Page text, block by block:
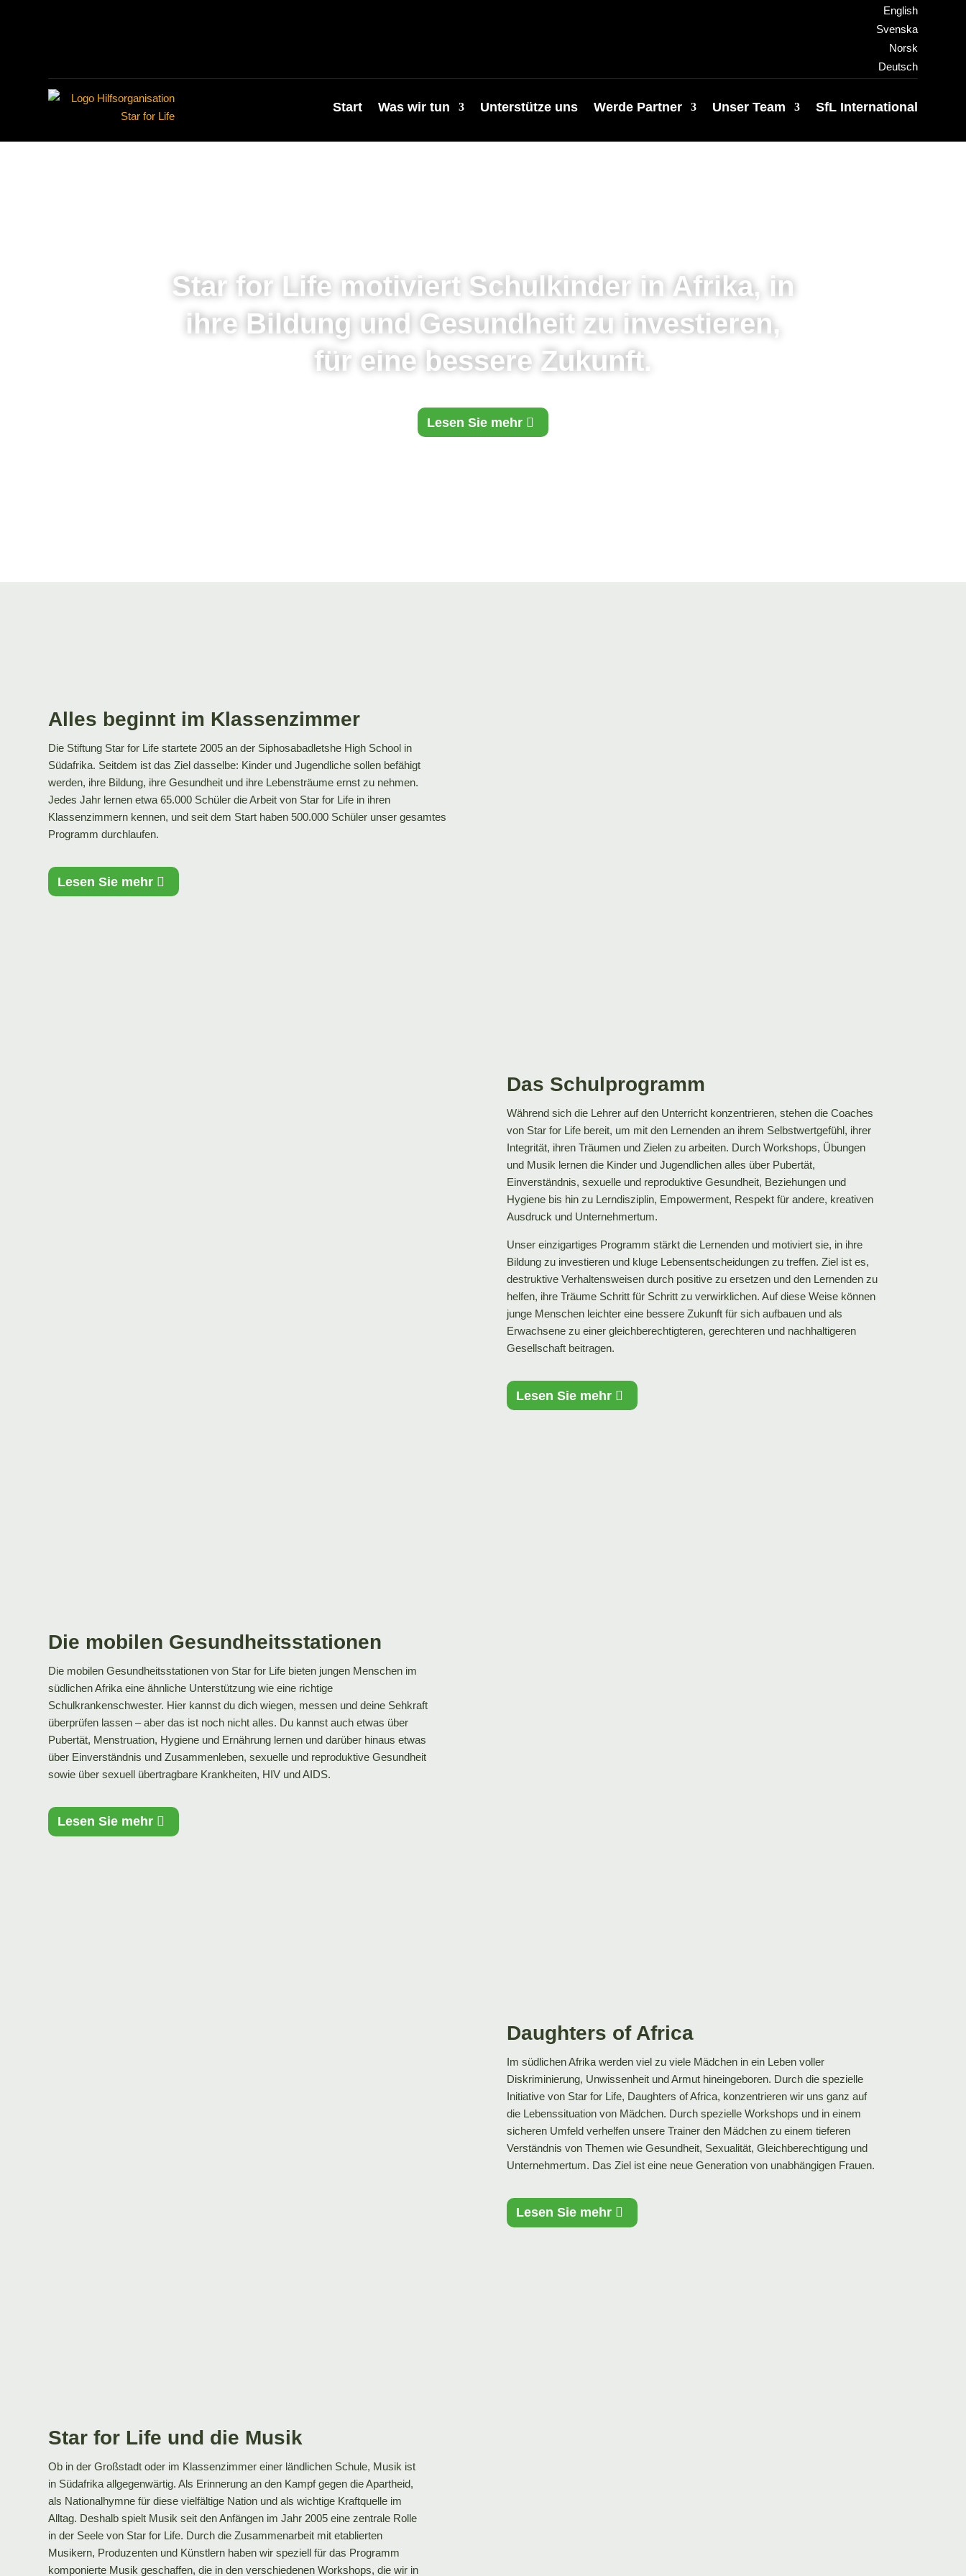
English
Svenska
Norsk
Deutsch
Start Was wir tun Unterstütze uns Werde Partner Unser Team SfL International
Star for Life motiviert Schulkinder in Afrika, in
ihre Bildung und Gesundheit zu investieren,
für eine bessere Zukunft.
Lesen Sie mehr
Alles beginnt im Klassenzimmer
Die Stiftung Starfor Life startete 2005 an der Siphosabadletshe High School in
Südafrika. Seitdem ist das Ziel dasselbe: Kinder und Jugendliche sollen befähigt
werden, ihre Bildung, ihre Gesundheit und ihre Lebensträume ernst zu nehmen.
Jedes Jahr lernen etwa 65.000 Schüler die Arbeit von Starfor Life in ihren
Klassenzimmern kennen, und seit dem Start haben 500.000 Schüler unser gesamtes
Programm durchlaufen.
Lesen Sie mehr
Das Schulprogramm
Während sich die Lehrer auf den Unterricht konzentrieren, stehen die Coaches
von Star for Life bereit, um mit den Lernenden an ihrem Selbstwertgefühl, ihrer
Integrität, ihren Träumen und Zielen zu arbeiten. Durch Workshops, Übungen
und Musik lernen die Kinder und Jugendlichen alles über Pubertät,
Einverständnis, sexuelle und reproduktive Gesundheit, Beziehungen und
Hygiene bis hin zu Lerndisziplin, Empowerment, Respekt für andere, kreativen
Ausdruck und Unternehmertum.
Unser einzigartiges Programm stärkt die Lernenden und motiviert sie, in ihre
Bildung zu investieren und kluge Lebensentscheidungen zu treffen. Ziel ist es,
destruktive Verhaltensweisen durch positive zu ersetzen und den Lernenden zu
helfen, ihre Träume Schritt für Schritt zu verwirklichen. Auf diese Weise können
junge Menschen leichter eine bessere Zukunft für sich aufbauen und als
Erwachsene zu einer gleichberechtigteren, gerechteren und nachhaltigeren
Gesellschaft beitragen.
Lesen Sie mehr
Die mobilen Gesundheitsstationen
Die mobilen Gesundheitsstationen von Star for Life bieten jungen Menschen im
südlichen Afrika eine ähnliche Unterstützung wie eine richtige
Schulkrankenschwester. Hier kannst du dich wiegen, messen und deine Sehkraft
überprüfen lassen – aber das ist noch nicht alles. Du kannst auch etwas über
Pubertät, Menstruation, Hygiene und Ernährung lernen und darüber hinaus etwas
über Einverständnis und Zusammenleben, sexuelle und reproduktive Gesundheit
sowie über sexuell übertragbare Krankheiten, HIV und AIDS.
Lesen Sie mehr
Daughters of Africa
Im südlichen Afrika werden viel zu viele Mädchen in ein Leben voller
Diskriminierung, Unwissenheit und Armut hineingeboren. Durch die spezielle
Initiative von Star for Life, Daughters of Africa, konzentrieren wir uns ganz auf
die Lebenssituation von Mädchen. Durch spezielle Workshops und in einem
sicheren Umfeld verhelfen unsere Trainer den Mädchen zu einem tieferen
Verständnis von Themen wie Gesundheit, Sexualität, Gleichberechtigung und
Unternehmertum. Das Ziel ist eine neue Generation von unabhängigen Frauen.
Lesen Sie mehr
Starfor Life und die Musik
Ob in der Großstadt oder im Klassenzimmer einer ländlichen Schule, Musik ist
in Südafrika allgegenwärtig. Als Erinnerung an den Kampf gegen die Apartheid,
als Nationalhymne für diese vielfältige Nation und als wichtige Kraftquelle im
Alltag. Deshalb spielt Musik seit den Anfängen im Jahr 2005 eine zentrale Rolle
in der Seele von Starfor Life. Durch die Zusammenarbeit mit etablierten
Musikern, Produzenten und Künstlern haben wir speziell für das Programm
komponierte Musik geschaffen, die in den verschiedenen Workshops, die wir in